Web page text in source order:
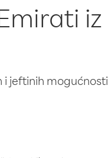
iz
i jeftinih mogućnosti